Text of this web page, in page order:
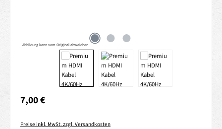
Abbildung kann vom Original abweichen
Regulärer Preis:
7,00 €
Preise inkl. MwSt. zzgl. Versandkosten